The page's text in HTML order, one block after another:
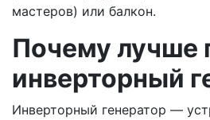
мастеров) или балкон.
Почему лучше
инверторный
Инверторный генератор —